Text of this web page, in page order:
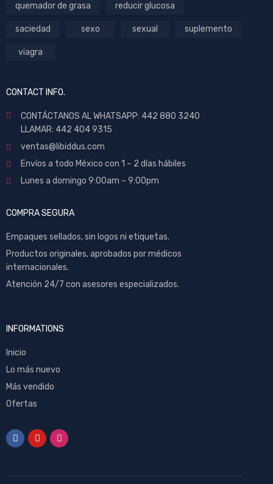
quemador de grasa reducir glucosa
saciedad sexo sexual suplemento
viagra
CONTACT INFO.
CONTÁCTANOS AL WHATSAPP: 442 880 3240
LLAMAR: 442 404 9315
ventas@libiddus.com
Envíos a todo México con 1 – 2 días hábiles
Lunes a domingo 9:00am – 9:00pm
COMPRA SEGURA
Empaques sellados, sin logos ni etiquetas.
Productos originales, aprobados por médicos
internacionales.
Atención 24/7 con asesores especializados.
INFORMATIONS
Inicio
Lo más nuevo
Más vendido
Ofertas